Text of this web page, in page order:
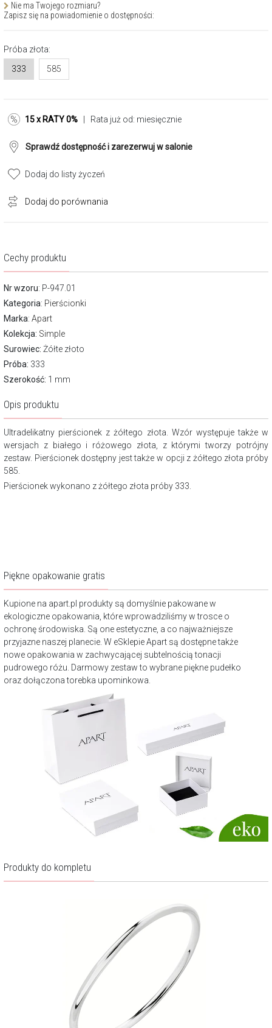
Nie ma Twojego rozmiaru?
Zapisz się na powiadomienie o dostępności:
Próba złota:
333
585
15 x RATY 0% | Rata już od: miesięcznie
Sprawdź dostępność i zarezerwuj w salonie
Dodaj do listy życzeń
Dodaj do porównania
Cechy produktu
Nr wzoru: P-947.01
Kategoria: Pierścionki
Marka: Apart
Kolekcja: Simple
Surowiec: Żółte złoto
Próba: 333
Szerokość: 1 mm
Opis produktu
Ultradelikatny pierścionek z żółtego złota. Wzór występuje także w
wersjach z białego i różowego złota, z którymi tworzy potrójny
zestaw. Pierścionek dostępny jest także w opcji z żółtego złota próby
585.
Pierścionek wykonano z żółtego złota próby 333.
Piękne opakowanie gratis
Kupione na apart.pl produkty są domyślnie pakowane w
ekologiczne opakowania, które wprowadziliśmy w trosce o
ochronę środowiska. Są one estetyczne, a co najważniejsze
przyjazne naszej planecie. W eSklepie Apart są dostępne także
nowe opakowania w zachwycającej subtelnością tonacji
pudrowego różu. Darmowy zestaw to wybrane piękne pudełko
oraz dołączona torebka upominkowa.
Produkty do kompletu